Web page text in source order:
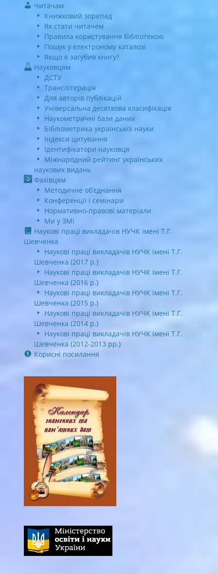
Читачам
Книжковий зорепад
Як стати читачем
Правила користування бібліотекою
Пошук у електроному каталозі
Якщо я загубив книгу?
Науковцям
ДСТУ
Транслітерація
Для авторів публікацій
Універсальна десяткова класифікація
Наукометричні бази даних
Бібліометрика української науки
Індекси цитування
Ідентифікатори науковця
Міжнародний рейтинг українських
наукових видань
Фахівцям
Методичне об’єднання
Конференції і семінари
Нормативно-правові матеріали
Ми у ЗМІ
Наукові праці викладачів НУЧК імені Т.Г.
Шевченка
Наукові праці викладачів НУЧК імені Т.Г.
Шевченка (2017 р.)
Наукові праці викладачів НУЧК імені Т.Г.
Шевченка (2016 р.)
Наукові праці викладачів НУЧК імені Т.Г.
Шевченка (2015 р.)
Наукові праці викладачів НУЧК імені Т.Г.
Шевченка (2014 р.)
Наукові праці викладачів НУЧК імені Т.Г.
Шевченка (2012-2013 рр.)
Корисні посилання